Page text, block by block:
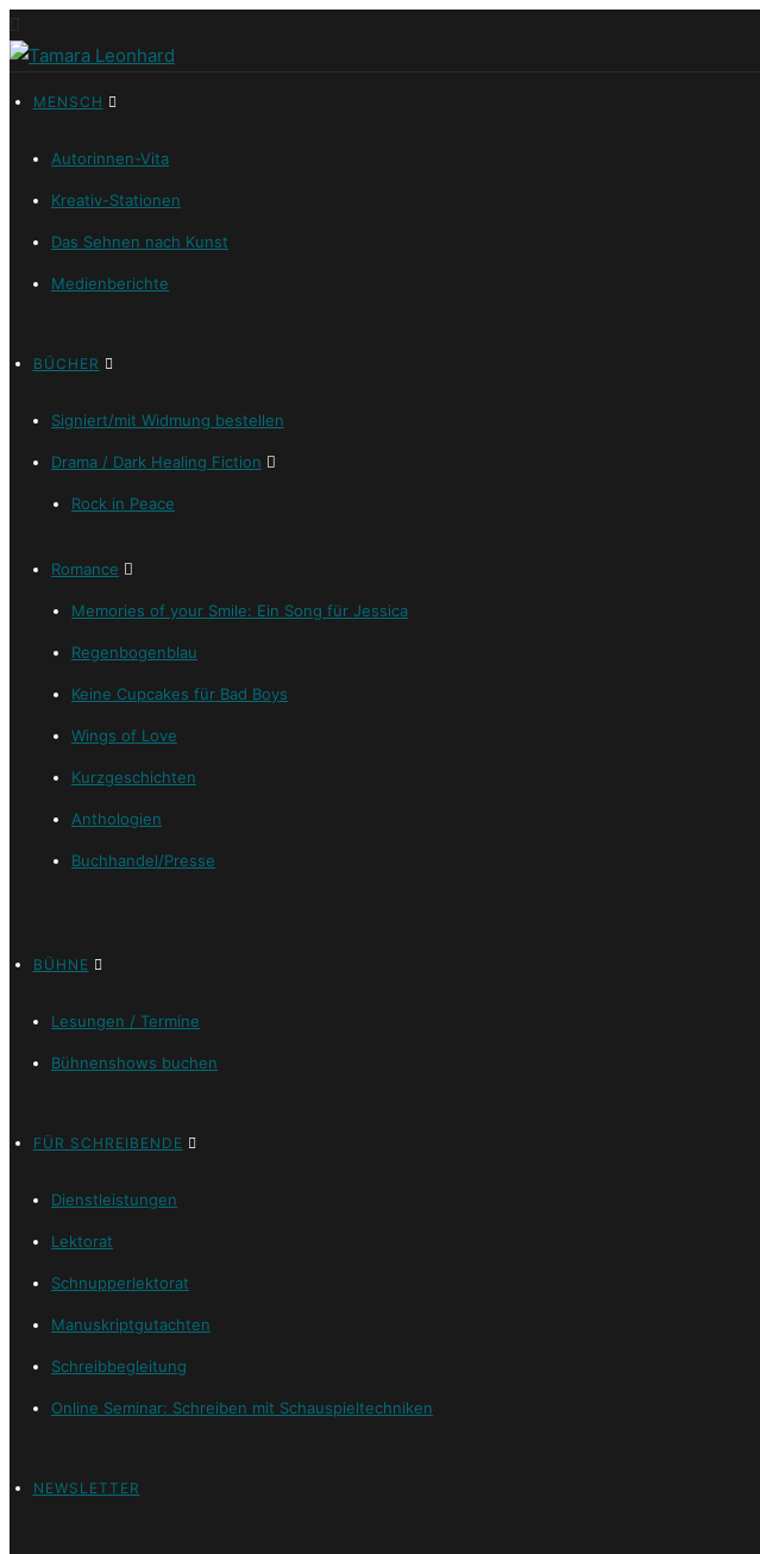
MENSCH
Autorinnen-Vita
Kreativ-Stationen
Das Sehnen nach Kunst
Medienberichte
BÜCHER
Signiert/mit Widmung bestellen
Drama / Dark Healing Fiction
Rock in Peace
Romance
Memories of your Smile: Ein Song für Jessica
Regenbogenblau
Keine Cupcakes für Bad Boys
Wings of Love
Kurzgeschichten
Anthologien
Buchhandel/Presse
BÜHNE
Lesungen / Termine
Bühnenshows buchen
FÜR SCHREIBENDE
Dienstleistungen
Lektorat
Schnupperlektorat
Manuskriptgutachten
Schreibbegleitung
Online Seminar: Schreiben mit Schauspieltechniken
NEWSLETTER